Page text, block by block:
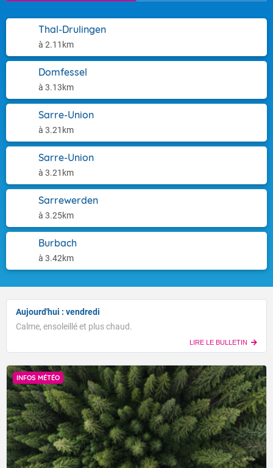
Thal-Drulingen
à 2.11km
Domfessel
à 3.13km
Sarre-Union
à 3.21km
Sarre-Union
à 3.21km
Sarrewerden
à 3.25km
Burbach
à 3.42km
Aujourd'hui : vendredi
Calme, ensoleillé et plus chaud.
LIRE LE BULLETIN
INFOS MÉTÉO